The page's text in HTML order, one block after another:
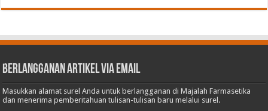
Berlangganan Artikel via Email
Masukkan alamat surel Anda untuk berlangganan di Majalah Farmasetika
dan menerima pemberitahuan tulisan-tulisan baru melalui surel.